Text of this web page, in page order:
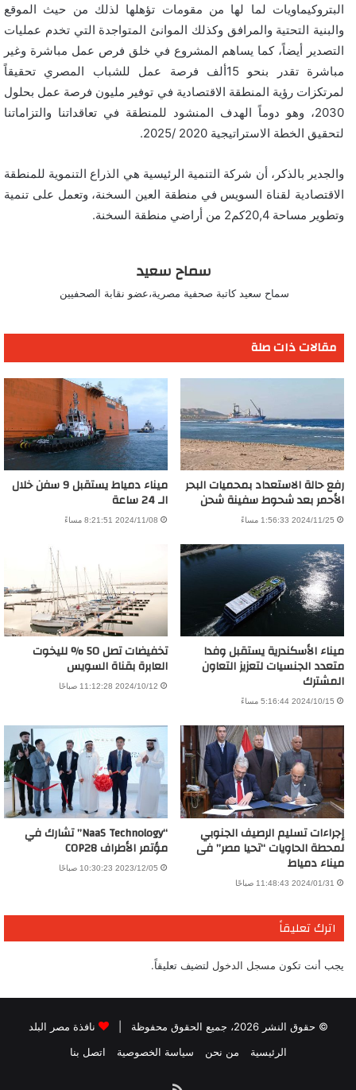
البتروكيماويات لما لها من مقومات تؤهلها لذلك من حيث الموقع
والبنية التحتية والمرافق وكذلك الموانئ المتواجدة التي تخدم عمليات
التصدير أيضاً، كما يساهم المشروع في خلق فرص عمل مباشرة وغير
مباشرة تقدر بنحو 15ألف فرصة عمل للشباب المصري تحقيقاً
لمرتكزات رؤية المنطقة الاقتصادية في توفير مليون فرصة عمل بحلول
2030، وهو دوماً الهدف المنشود للمنطقة في تعاقداتنا والتزاماتنا
لتحقيق الخطة الاستراتيجية 2020 /2025.
والجدير بالذكر، أن شركة التنمية الرئيسية هي الذراع التنموية للمنطقة
الاقتصادية لقناة السويس في منطقة العين السخنة، وتعمل على تنمية
وتطوير مساحة 20,4كم2 من أراضي منطقة السخنة.
سماح سعيد
سماح سعيد كاتبة صحفية مصرية،عضو نقابة الصحفيين
مقالات ذات صلة
رفع حالة الاستعداد بمحميات البحر
الأحمر بعد شحوط سفينة شحن
2024/11/25 1:56:33 مساءً
ميناء دمياط يستقبل 9 سفن خلال
الـ 24 ساعة
2024/11/08 8:21:51 مساءً
ميناء الأسكندرية يستقبل وفدا
متعدد الجنسيات لتعزيز التعاون
المشترك
2024/10/15 5:16:44 مساءً
تخفيضات تصل 50 % لليخوت
العابرة بقناة السويس
2024/10/12 11:12:28 صباحًا
إجراءات تسليم الرصيف الجنوبي
لمحطة الحاويات “تحيا مصر” فى
ميناء دمياط
2024/01/31 11:48:43 صباحًا
“NaaS Technology” تشارك في
مؤتمر الأطراف COP28
2023/12/05 10:30:23 صباحًا
اترك تعليقاً
يجب أنت تكون مسجل الدخول لتضيف تعليقاً.
© حقوق النشر 2026، جميع الحقوق محفوظة |
نافذة مصر البلد
الرئيسية
من نحن سياسة الخصوصية اتصل بنا